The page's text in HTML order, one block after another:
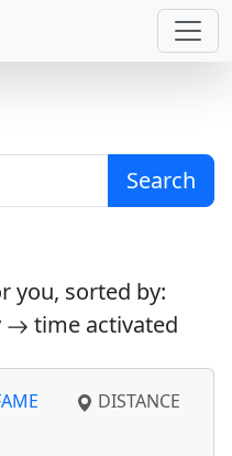
Search
you, sorted by:
time activated
DISTANCE